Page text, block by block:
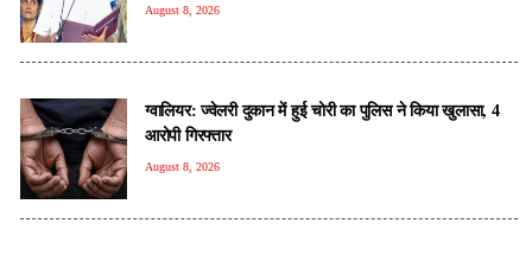
August 8, 2026
ग्वालियर: ज्वेलरी दुकान में हुई चोरी का पुलिस ने किया खुलासा, 4
आरोपी गिरफ्तार
August 8, 2026